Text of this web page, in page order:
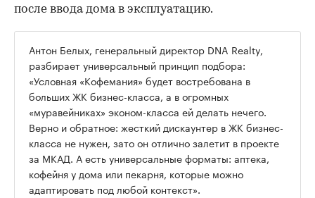
после ввода дома в эксплуатацию.
Антон Белых, генеральный директор DNA Realty,
разбирает универсальный принцип подбора:
«Условная «Кофемания» будет востребована в
больших ЖК бизнес-класса, а в огромных
«муравейниках» эконом-класса ей делать нечего.
Верно и обратное: жесткий дискаунтер в ЖК бизнес-
класса не нужен, зато он отлично залетит в проекте
за МКАД. А есть универсальные форматы: аптека,
кофейня у дома или пекарня, которые можно
адаптировать под любой контекст».